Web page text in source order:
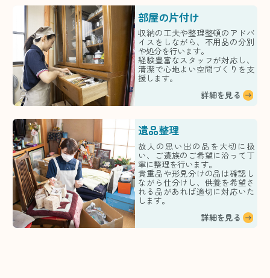
部屋の片付け
収納の工夫や整理整頓のアドバ
イスをしながら、不用品の分別
や処分を行います。
経験豊富なスタッフが対応し、
清潔で心地よい空間づくりを支
援します。
詳細を見る
遺品整理
故人の思い出の品を大切に扱
い、ご遺族のご希望に沿って丁
寧に整理を行います。
貴重品や形見分けの品は確認し
ながら仕分けし、供養を希望さ
れる品があれば適切に対応いた
します。
詳細を見る